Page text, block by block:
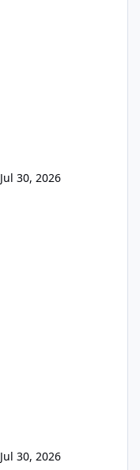
Jul 30, 2026
Jul 30, 2026